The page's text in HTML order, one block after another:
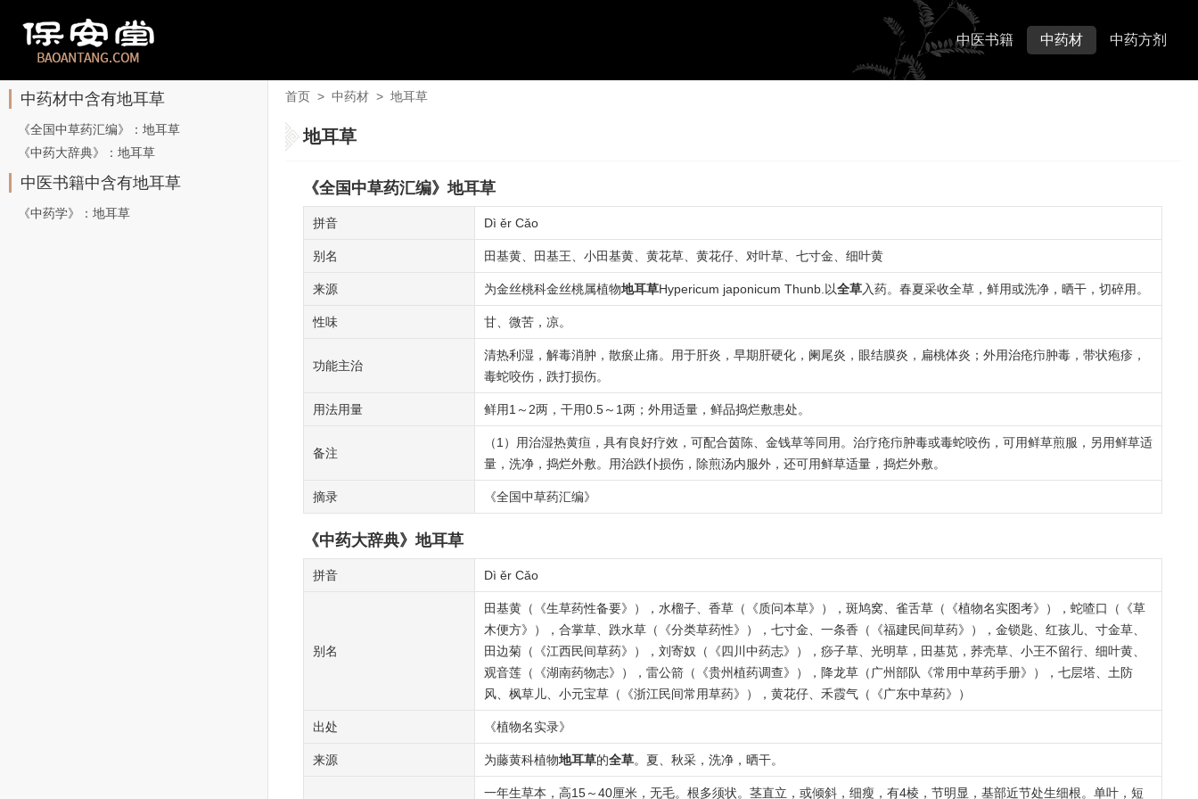
中医书籍 中药材 中药方剂
中药材中含有地耳草
《全国中草药汇编》：地耳草
《中药大辞典》：地耳草
中医书籍中含有地耳草
《中药学》：地耳草
首页 > 中药材 > 地耳草
地耳草
《全国中草药汇编》地耳草
拼音 Dì ěr Cǎo
别名 田基黄、田基王、小田基黄、黄花草、黄花仔、对叶草、七寸金、细叶黄
来源 为金丝桃科金丝桃属植物地耳草Hypericum japonicum Thunb.以全草入药。春夏采收全草，鲜用或洗净，晒干，切碎用。
性味 甘、微苦，凉。
功能主治
清热利湿，解毒消肿，散瘀止痛。用于肝炎，早期肝硬化，阑尾炎，眼结膜炎，扁桃体炎；外用治疮疖肿毒，带状疱疹，
毒蛇咬伤，跌打损伤。
用法用量 鲜用1～2两，干用0.5～1两；外用适量，鲜品捣烂敷患处。
备注
（1）用治湿热黄疸，具有良好疗效，可配合茵陈、金钱草等同用。治疗疮疖肿毒或毒蛇咬伤，可用鲜草煎服，另用鲜草适
量，洗净，捣烂外敷。用治跌仆损伤，除煎汤内服外，还可用鲜草适量，捣烂外敷。
摘录 《全国中草药汇编》
《中药大辞典》地耳草
拼音 Dì ěr Cǎo
别名
田基黄（《生草药性备要》），水榴子、香草（《质问本草》），斑鸠窝、雀舌草（《植物名实图考》），蛇喳口（《草
木便方》），合掌草、跌水草（《分类草药性》），七寸金、一条香（《福建民间草药》），金锁匙、红孩儿、寸金草、
田边菊（《江西民间草药》），刘寄奴（《四川中药志》），痧子草、光明草，田基苋，荞壳草、小王不留行、细叶黄、
观音莲（《湖南药物志》），雷公箭（《贵州植药调查》），降龙草（广州部队《常用中草药手册》），七层塔、土防
风、枫草儿、小元宝草（《浙江民间常用草药》），黄花仔、禾霞气（《广东中草药》）
出处 《植物名实录》
来源 为藤黄科植物地耳草的全草。夏、秋采，洗净，晒干。
一年生草本，高15～40厘米，无毛。根多须状。茎直立，或倾斜，细瘦，有4棱，节明显，基部近节处生细根。单叶，短